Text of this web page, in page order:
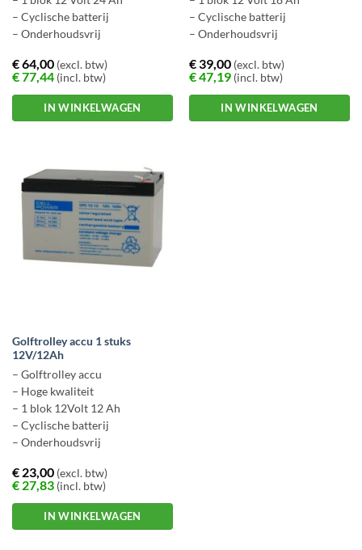
– Cyclische batterij
– Onderhoudsvrij
€64,00(excl. btw)
€77,44(incl. btw)
IN WINKELWAGEN
– Cyclische batterij
– Onderhoudsvrij
€39,00(excl. btw)
€47,19(incl. btw)
IN WINKELWAGEN
Golftrolley accu 1 stuks
12V/12Ah
– Golftrolley accu
– Hoge kwaliteit
– 1 blok 12Volt 12 Ah
– Cyclische batterij
– Onderhoudsvrij
€23,00(excl. btw)
€27,83(incl. btw)
IN WINKELWAGEN